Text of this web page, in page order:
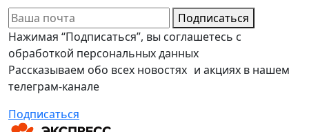
Подписаться
Нажимая “Подписаться”, вы соглашетесь с
обработкой персональных данных
Рассказываем обо всех новостях и акциях в нашем
телеграм-канале
Подписаться